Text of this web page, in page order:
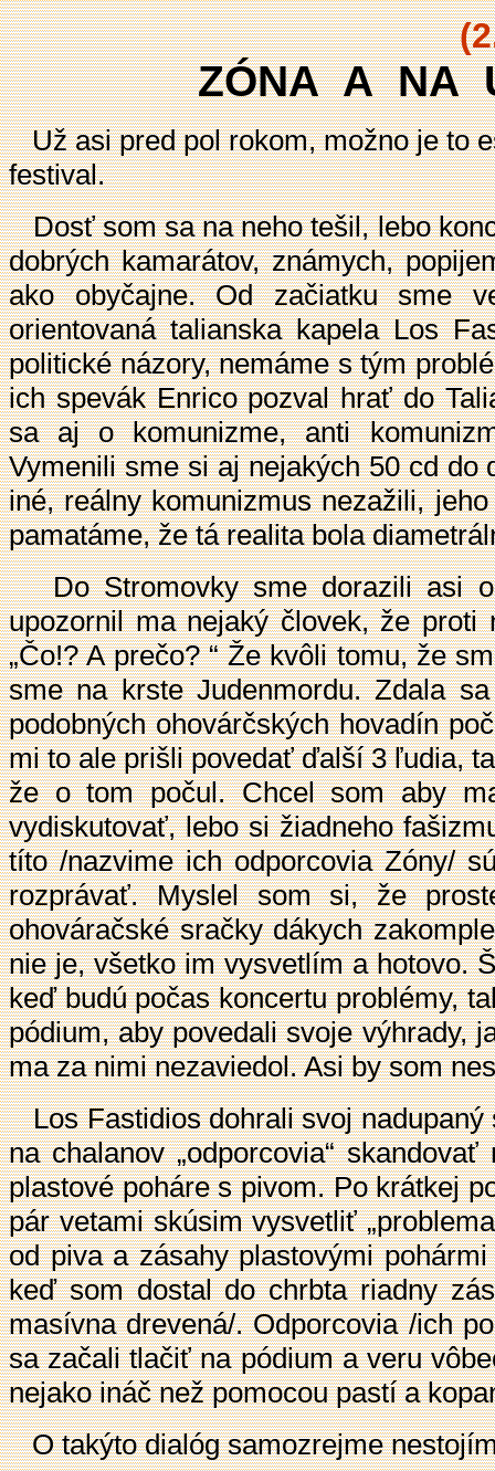
ZÓNA A NA
Už asi pred pol rokom, možno je to
festival.
Dosť som sa na neho tešil, lebo
dobrých kamarátov, známych,
ako obyčajne. Od začiatku sme
orientovaná talianska kapela Los
politické názory, nemáme s tým
ich spevák Enrico pozval hrať do
sa aj o komunizme, anti
Vymenili sme si aj nejakých 50 cd do
iné, reálny komunizmus nezažili,
pamatáme, že tá realita bola
Do Stromovky sme dorazili asi o
upozornil ma nejaký človek, že
„Čo!? A prečo? “ Že kvôli tomu, že
sme na krste Judenmordu. Zdala
podobných ohovárčských hovadín
mi to ale prišli povedať ďalší 3 ľudia,
že o tom počul. Chcel som aby
vydiskutovať, lebo si žiadneho
títo /nazvime ich odporcovia Zóny/
rozprávať. Myslel som si, že
ohováračské sračky dákych
nie je, všetko im vysvetlím a hotovo.
keď budú počas koncertu problémy,
pódium, aby povedali svoje výhrady,
ma za nimi nezaviedol. Asi by som
Los Fastidios dohrali svoj nadupaný
na chalanov „odporcovia“
plastové poháre s pivom. Po krátkej
pár vetami skúsim vysvetliť
od piva a zásahy plastovými
keď som dostal do chrbta riadny
masívna drevená/. Odporcovia /ich
sa začali tlačiť na pódium a veru
nejako ináč než pomocou pastí a
O takýto dialóg samozrejme